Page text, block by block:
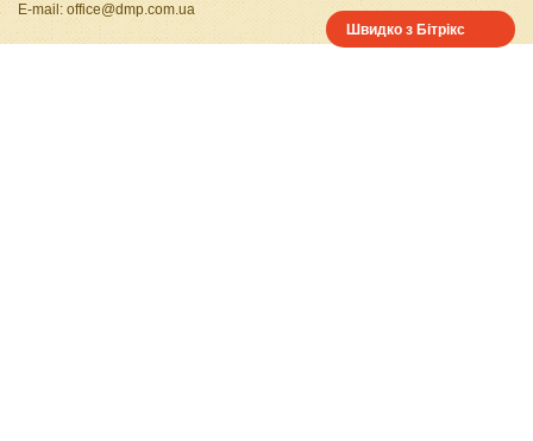
Е-mail: office@dmp.com.ua
Швидко з Бітрікс